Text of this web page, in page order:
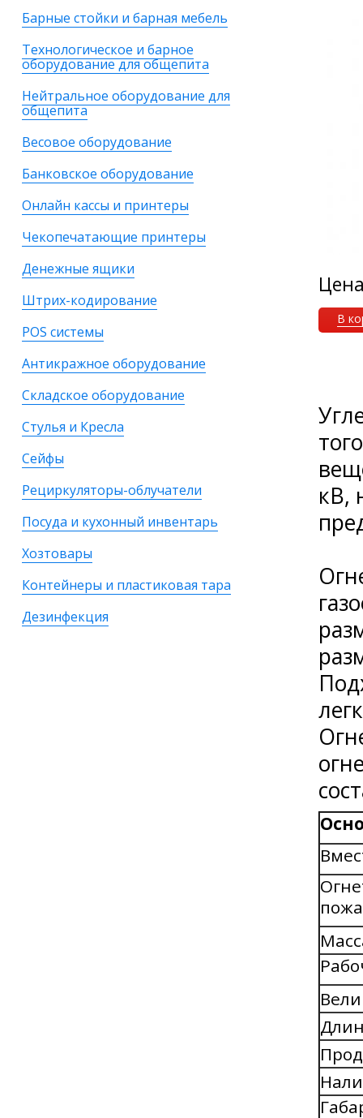
Барные стойки и барная мебель
Технологическое и барное
оборудование для общепита
Нейтральное оборудование для
общепита
Весовое оборудование
Банковское оборудование
Онлайн кассы и принтеры
Чекопечатающие принтеры
Денежные ящики
Штрих-кодирование
POS системы
Антикражное оборудование
Складское оборудование
Стулья и Кресла
Сейфы
Рециркуляторы-облучатели
Посуда и кухонный инвентарь
Хозтовары
Контейнеры и пластиковая тара
Дезинфекция
В
кВ,